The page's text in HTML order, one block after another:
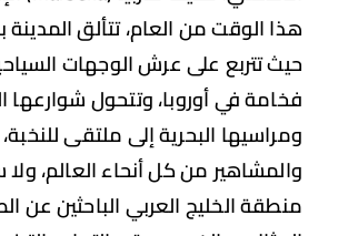
الوقت من العام، تتألق المدينة برونق
تتربع على عرش الوجهات السياحية
في أوروبا، وتتحول شوارعها البيضاء
البحرية إلى ملتقى للنخبة،
من كل أنحاء العالم، ولا سيما
الخليج العربي الباحثين عن الطقس